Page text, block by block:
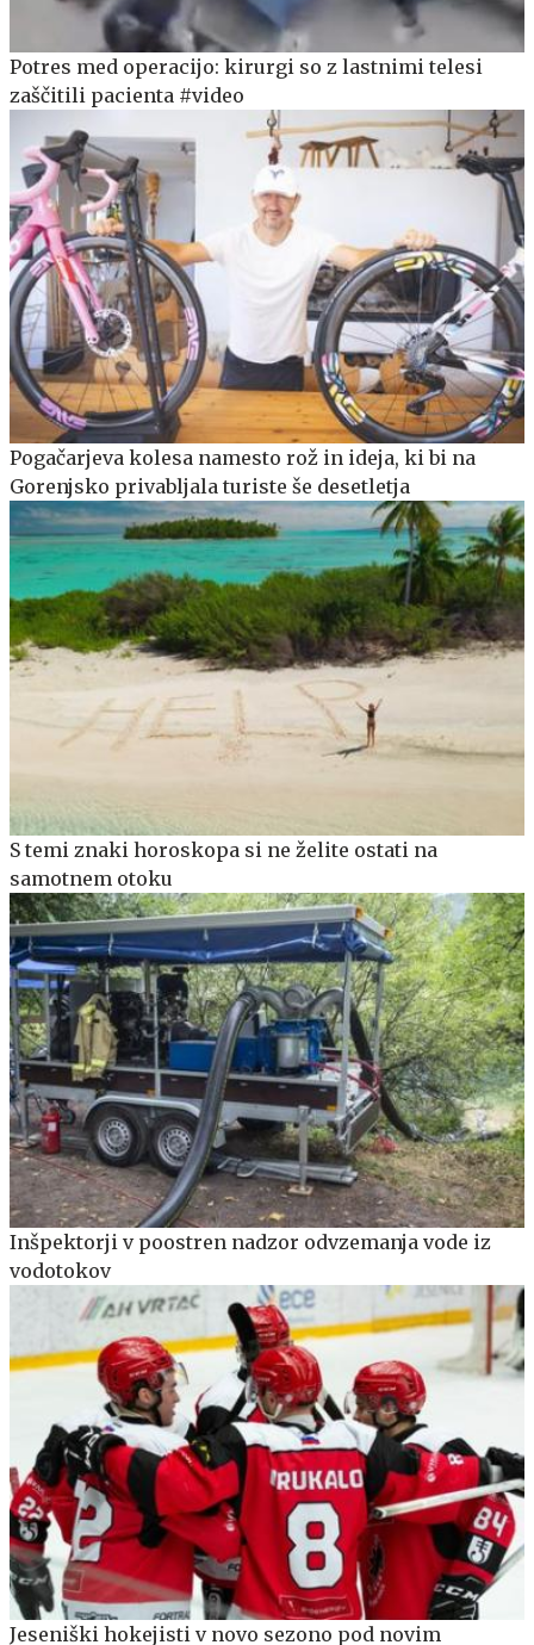
Potres med operacijo: kirurgi so z lastnimi telesi
zaščitili pacienta #video
Pogačarjeva kolesa namesto rož in ideja, ki bi na
Gorenjsko privabljala turiste še desetletja
S temi znaki horoskopa si ne želite ostati na
samotnem otoku
Inšpektorji v poostren nadzor odvzemanja vode iz
vodotokov
Jeseniški hokejisti v novo sezono pod novim